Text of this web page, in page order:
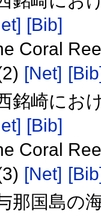
[Bib]
Coral
[Net]
銘崎にお
[Bib]
Coral
[Net]
那国島の